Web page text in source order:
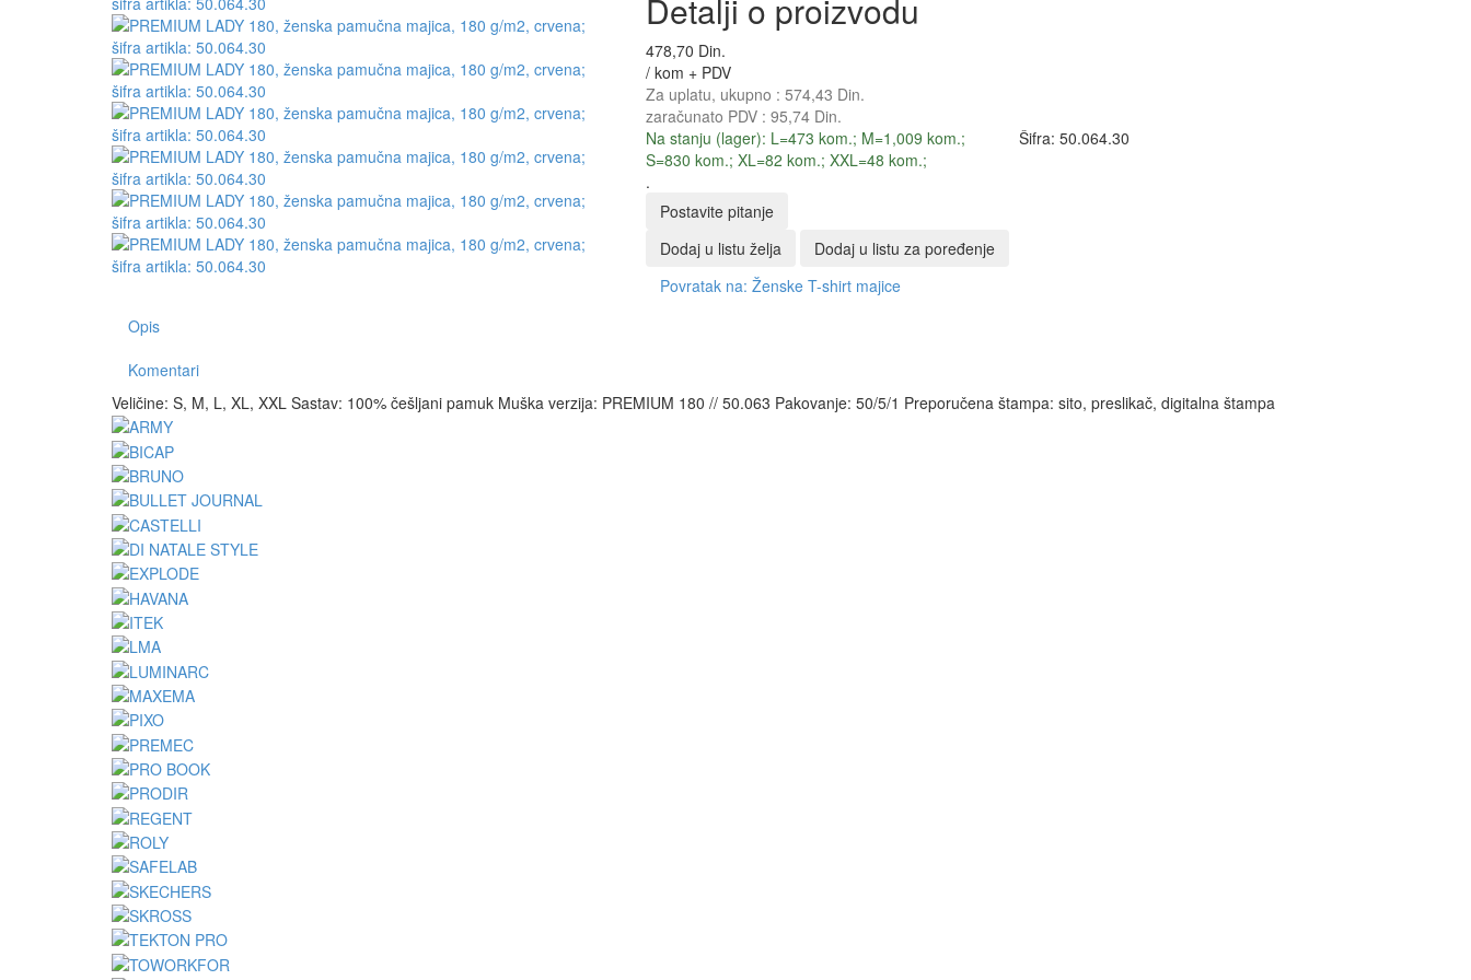
180,
ženska
pamučna
majica,
180
g/m2,
žuta
180,
ženska
pamučna
majica,
180
g/m2,
crna
Detalji o proizvodu
478,70 Din.
/ kom + PDV
Za uplatu, ukupno : 574,43 Din.
zaračunato PDV : 95,74 Din.
Na stanju (lager): L=473 kom.; M=1,009 kom.;
S=830 kom.; XL=82 kom.; XXL=48 kom.;
Šifra: 50.064.30
.
Postavite pitanje
Dodaj u listu želja
Dodaj u listu za poređenje
Povratak na: Ženske T-shirt majice
Opis
Komentari
Veličine: S, M, L, XL, XXL Sastav: 100% češljani pamuk Muška verzija: PREMIUM 180 // 50.063 Pakovanje: 50/5/1 Preporučena štampa: sito, preslikač, digitalna štampa